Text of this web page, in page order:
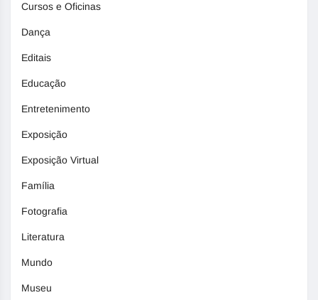
Cursos e Oficinas
Dança
Editais
Educação
Entretenimento
Exposição
Exposição Virtual
Família
Fotografia
Literatura
Mundo
Museu